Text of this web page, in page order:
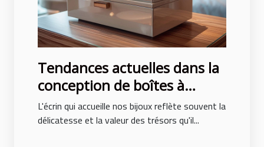
Tendances actuelles dans la
conception de boîtes à
bijoux pour hommes et
femmes
L'écrin qui accueille nos bijoux reflète souvent la
délicatesse et la valeur des trésors qu'il...